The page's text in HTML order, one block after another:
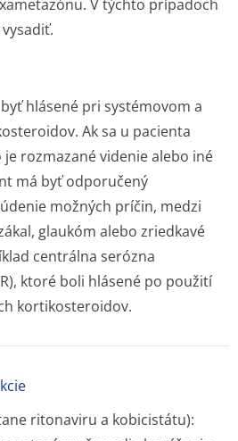
V týchto prípadoch
hlásené pri systémovom a
Ak sa u pacienta
rozmazané videnie alebo iné
má byť odporučený
možných príčin, medzi
glaukóm alebo zriedkavé
centrálna serózna
ktoré boli hlásené po použití
kortikosteroidov.
ritonaviru a kobicistátu):